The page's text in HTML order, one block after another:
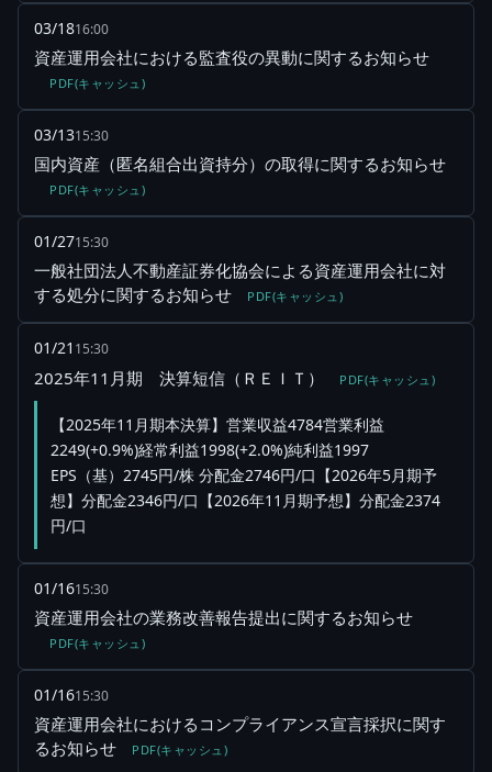
03/1816:00
資産運用会社における監査役の異動に関するお知らせ
PDF(キャッシュ)
03/1315:30
国内資産（匿名組合出資持分）の取得に関するお知らせ
PDF(キャッシュ)
01/2715:30
一般社団法人不動産証券化協会による資産運用会社に対
する処分に関するお知らせ
PDF(キャッシュ)
01/21 15:30
2025年11月期 決算短信（ＲＥＩＴ） PDF(キャッシュ)
【2025年11月期本決算】営業収益4784営業利益
2249(+0.9%)経常利益1998(+2.0%)純利益1997
EPS（基）2745円/株 分配金2746円/口【2026年5月期予
想】分配金2346円/口【2026年11月期予想】分配金2374
円/口
01/1615:30
資産運用会社の業務改善報告提出に関するお知らせ
PDF(キャッシュ)
01/1615:30
資産運用会社におけるコンプライアンス宣言採択に関す
るお知らせ
PDF(キャッシュ)